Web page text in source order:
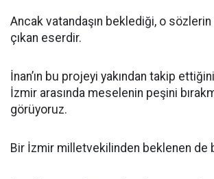
Ancak vatandaşın beklediği, o
çıkan eserdir.
İnan’ın bu projeyi yakından takip
İzmir arasında meselenin peşini
görüyoruz.
Bir İzmir milletvekilinden beklenen de